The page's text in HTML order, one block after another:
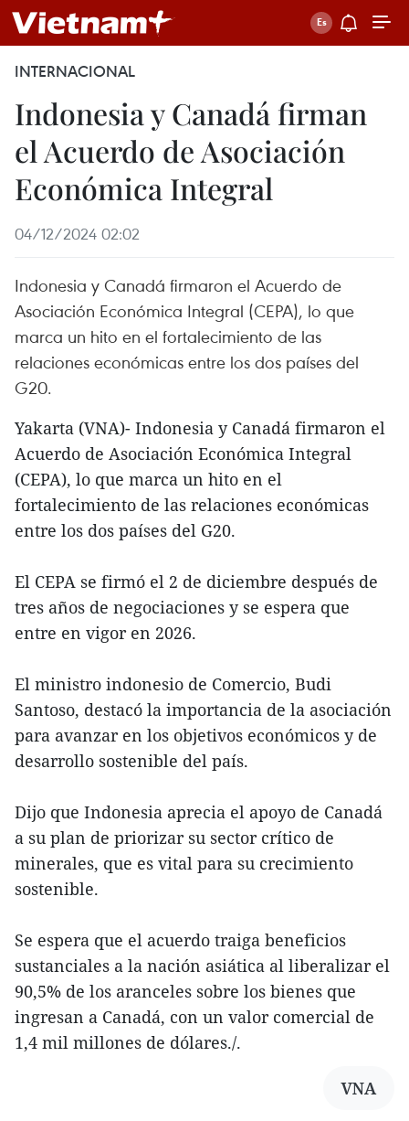
INTERNACIONAL
Indonesia y Canadá firman
el Acuerdo de Asociación
Económica Integral
04/12/2024 02:02
Indonesia y Canadá firmaron el Acuerdo de
Asociación Económica Integral (CEPA), lo que
marca un hito en el fortalecimiento de las
relaciones económicas entre los dos países del
G20.
Yakarta (VNA)- Indonesia y Canadá firmaron el
Acuerdo de Asociación Económica Integral
(CEPA), lo que marca un hito en el
fortalecimiento de las relaciones económicas
entre los dos países del G20.
El CEPA se firmó el 2 de diciembre después de
tres años de negociaciones y se espera que
entre en vigor en 2026.
El ministro indonesio de Comercio, Budi
Santoso, destacó la importancia de la asociación
para avanzar en los objetivos económicos y de
desarrollo sostenible del país.
Dijo que Indonesia aprecia el apoyo de Canadá
a su plan de priorizar su sector crítico de
minerales, que es vital para su crecimiento
sostenible.
Se espera que el acuerdo traiga beneficios
sustanciales a la nación asiática al liberalizar el
90,5% de los aranceles sobre los bienes que
ingresan a Canadá, con un valor comercial de
1,4 mil millones de dólares./.
VNA